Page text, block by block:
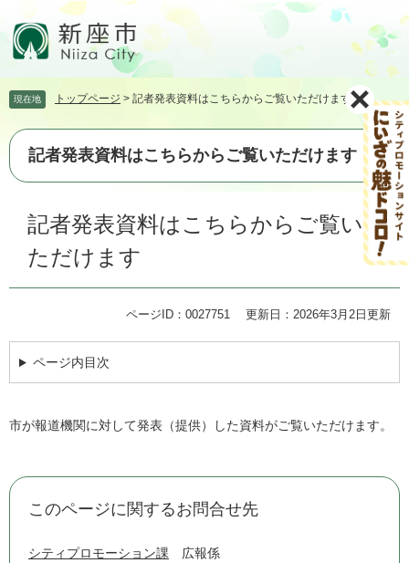
頭
す。
飛
し
て
現在地 トップページ > 記者発表資料はこちらからご覧いただけます
記者発表資料はこちらからご覧いただけます
記者発表資料はこちらからご覧い
ただけます
ページID：0027751 更新日：2026年3月2日更新
ページ内目次
市が報道機関に対して発表（提供）した資料がご覧いただけます。
このページに関するお問合せ先
シティプロモーション課 広報係